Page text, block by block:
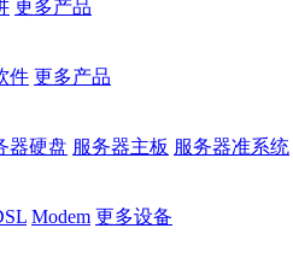
更多产品
件 更多产品
器硬盘 服务器主板 服务器准系统
Modem 更多设备